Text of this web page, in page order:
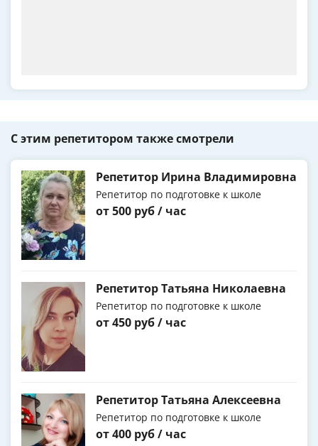
С этим репетитором также смотрели
Репетитор Ирина Владимировна
Репетитор по подготовке к школе
от 500 руб / час
Репетитор Татьяна Николаевна
Репетитор по подготовке к школе
от 450 руб / час
Репетитор Татьяна Алексеевна
Репетитор по подготовке к школе
от 400 руб / час